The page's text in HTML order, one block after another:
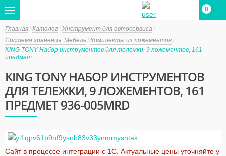
0
Главная Каталог Инструмент для автосервиса
Система хранения, Мебель Комплекты из ложементов
KING TONY Набор инструментов для тележки, 9 ложементов, 161
предмет
KING TONY НАБОР ИНСТРУМЕНТОВ
ДЛЯ ТЕЛЕЖКИ, 9 ЛОЖЕМЕНТОВ, 161
ПРЕДМЕТ 936-005MRD
Сайт в процессе интеграции с 1С. Актуальные цены уточняйте у